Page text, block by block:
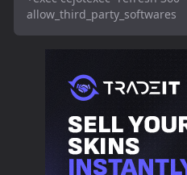
allow_third_party_softwares